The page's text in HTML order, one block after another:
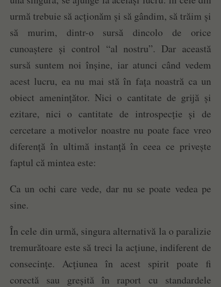
urmă trebuie să acționăm și să gândim, să trăim și
să murim, dintr-o sursă dincolo de orice
cunoaștere și control “al nostru”. Dar această
sursă suntem noi înșine, iar atunci când vedem
acest lucru, ea nu mai stă în fața noastră ca un
obiect amenințător. Nici o cantitate de grijă și
ezitare, nici o cantitate de introspecție și de
cercetare a motivelor noastre nu poate face vreo
diferență în ultimă instanță în ceea ce privește
faptul că mintea este:
Ca un ochi care vede, dar nu se poate vedea pe
sine.
În cele din urmă, singura alternativă la o paralizie
tremurătoare este să treci la acțiune, indiferent de
consecințe. Acțiunea în acest spirit poate fi
corectă sau greșită în raport cu standardele